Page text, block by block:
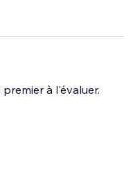
premier à l'évaluer.